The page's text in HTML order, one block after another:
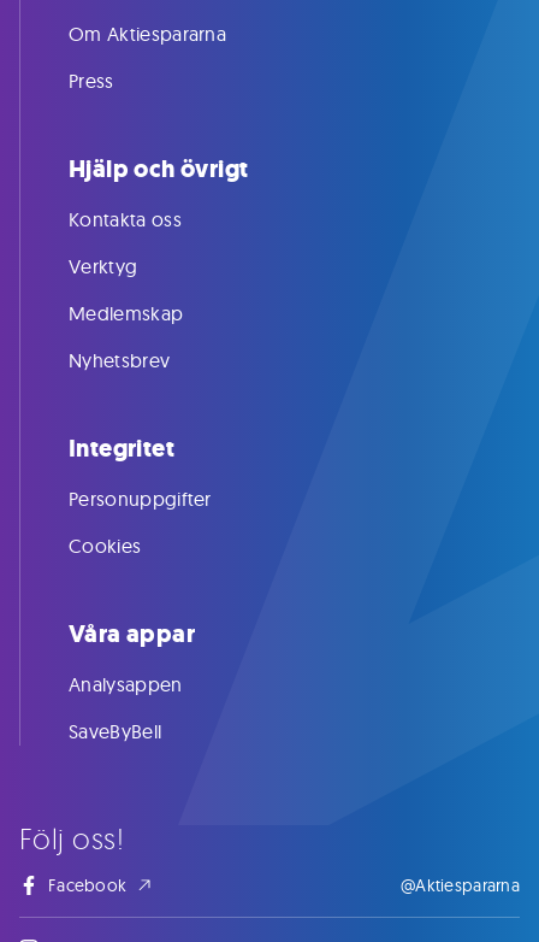
Följ oss!
Facebook @Aktiespararna
Om Aktiespararna
Press
Hjälp och övrigt
Kontakta oss
Verktyg
Medlemskap
Nyhetsbrev
Integritet
Personuppgifter
Cookies
Våra appar
Analysappen
SaveByBell